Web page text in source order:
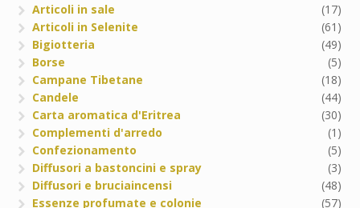
Articoli in sale
(17)
Articoli in Selenite
(61)
Bigiotteria
(49)
Borse
(5)
Campane Tibetane
(18)
Candele
(44)
Carta aromatica d'Eritrea
(30)
Complementi d'arredo
(1)
Confezionamento
(5)
Diffusori a bastoncini e spray
(3)
Diffusori e bruciaincensi
(48)
Essenze profumate e colonie
(57)